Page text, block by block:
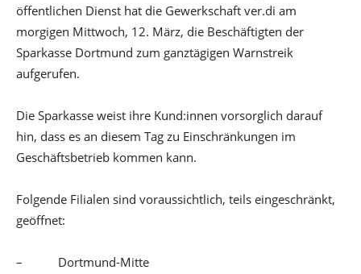
öffentlichen Dienst hat die Gewerkschaft ver.di am
morgigen Mittwoch, 12. März, die Beschäftigten der
Sparkasse Dortmund zum ganztägigen Warnstreik
aufgerufen.
Die Sparkasse weist ihre Kund:innen vorsorglich darauf
hin, dass es an diesem Tag zu Einschränkungen im
Geschäftsbetrieb kommen kann.
Folgende Filialen sind voraussichtlich, teils eingeschränkt,
geöffnet:
– Dortmund-Mitte